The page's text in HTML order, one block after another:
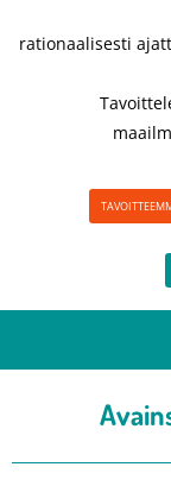
rationaalisesti